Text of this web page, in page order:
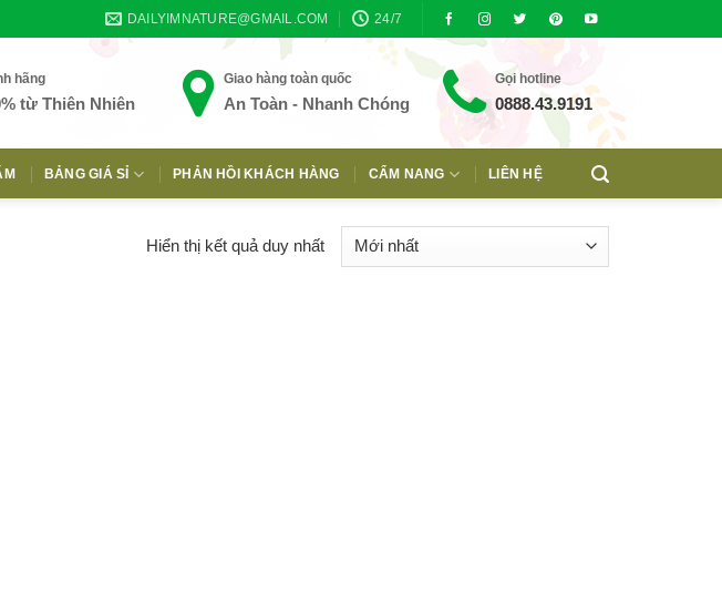
DAILYIMNATURE@GMAIL.COM 24/7
hãng
từ Thiên Nhiên
Giao hàng toàn quốc
An Toàn - Nhanh Chóng
Gọi hotline
0888.43.9191
BẢNG GIÁ SỈ PHẢN HỒI KHÁCH HÀNG CẨM NANG LIÊN HỆ
Hiển thị kết quả duy nhất